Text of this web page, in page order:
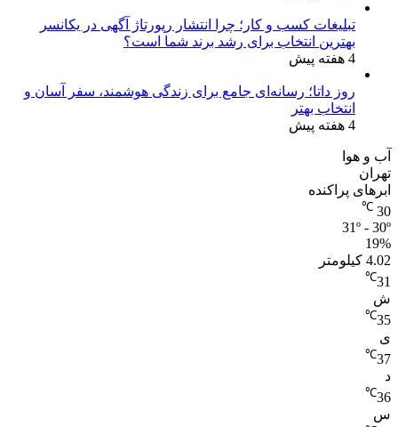
تبلیغات کسب و کار؛ چرا انتشار رپورتاژ آگهی در یکانسر
بهترین انتخاب برای رشد برند شما است؟
4 هفته پیش
روز داتا؛ رسانه‌ای جامع برای زندگی هوشمند، سفر آسان و
انتخاب بهتر
4 هفته پیش
آب و هوا
تهران
ابرهای پراکنده
30
℃
31º - 30º
19%
4.02 کیلومتر
31
℃
ش
35
℃
ی
37
℃
د
36
℃
س